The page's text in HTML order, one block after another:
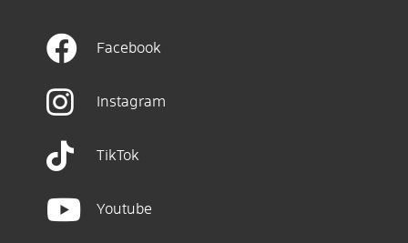
Facebook
Instagram
TikTok
Youtube